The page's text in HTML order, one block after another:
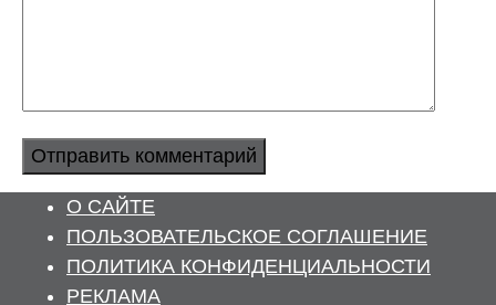
О САЙТЕ
ПОЛЬЗОВАТЕЛЬСКОЕ СОГЛАШЕНИЕ
ПОЛИТИКА КОНФИДЕНЦИАЛЬНОСТИ
РЕКЛАМА